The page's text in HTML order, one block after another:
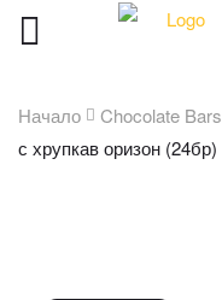
Начало Chocolate Bars
с хрупкав оризон (24бр)